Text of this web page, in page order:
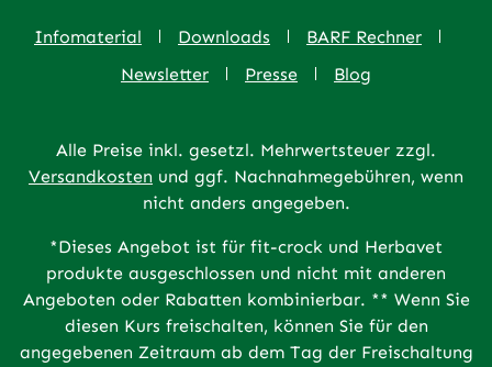
Infomaterial Downloads
BARF Rechner
Newsletter
Presse Blog
Alle Preise inkl. gesetzl. Mehrwertsteuer zzgl.
Versandkosten und ggf. Nachnahmegebühren, wenn
nicht anders angegeben.
*Dieses Angebot ist für fit-crock und Herbavet
produkte ausgeschlossen und nicht mit anderen
Angeboten oder Rabatten kombinierbar. ** Wenn Sie
diesen Kurs freischalten, können Sie für den
angegebenen Zeitraum ab dem Tag der Freischaltung